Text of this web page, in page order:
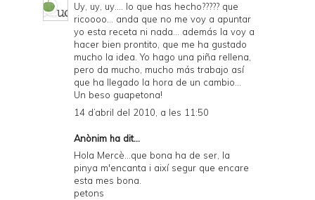
Uy, uy, uy.... lo que has hecho????? que
ricoooo... anda que no me voy a apuntar
yo esta receta ni nada... además la voy a
hacer bien prontito, que me ha gustado
mucho la idea. Yo hago una piña rellena,
pero da mucho, mucho más trabajo así
que ha llegado la hora de un cambio...
Un beso guapetona!
14 d’abril del 2010, a les 11:50
Anònim ha dit...
Hola Mercè...que bona ha de ser, la
pinya m'encanta i així segur que encare
esta mes bona.
petons